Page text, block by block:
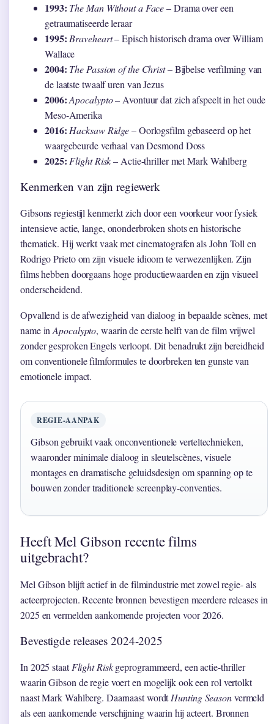
1993: The Man Without a Face– Drama over een
getraumatiseerde leraar
1995: Braveheart– Episch historisch drama over William
Wallace
2004: The Passion of the Christ– Bijbelse verfilming van
de laatste twaalf uren van Jezus
2006: Apocalypto– Avontuur dat zich afspeelt in het oude
Meso-Amerika
2016: Hacksaw Ridge– Oorlogsfilm gebaseerd op het
waargebeurde verhaal van Desmond Doss
2025: Flight Risk– Actie-thriller met Mark Wahlberg
Kenmerken van zijn regiewerk
Gibsons regiestijl kenmerkt zich door een voorkeur voor fysiek
intensieve actie, lange, ononderbroken shots en historische
thematiek. Hij werkt vaak met cinematografen als John Toll en
Rodrigo Prieto om zijn visuele idioom te verwezenlijken. Zijn
films hebben doorgaans hoge productiewaarden en zijn visueel
onderscheidend.
Opvallend is de afwezigheid van dialoog in bepaalde scènes, met
name inApocalypto, waarin de eerste helft van de film vrijwel
zonder gesproken Engels verloopt. Dit benadrukt zijn bereidheid
om conventionele filmformules te doorbreken ten gunste van
emotionele impact.
REGIE-AANPAK
Gibson gebruikt vaak onconventionele verteltechnieken,
waaronder minimale dialoog in sleutelscènes, visuele
montages en dramatische geluidsdesign om spanning op te
bouwen zonder traditionele screenplay-conventies.
Heeft Mel Gibson recente films
uitgebracht?
Mel Gibson blijft actief in de filmindustrie met zowel regie- als
acteerprojecten. Recente bronnen bevestigen meerdere releases in
2025 en vermelden aankomende projecten voor 2026.
Bevestigde releases 2024-2025
In 2025 staatFlight Riskgeprogrammeerd, een actie-thriller
waarin Gibson de regie voert en mogelijk ook een rol vertolkt
naast Mark Wahlberg. Daarnaast wordtHunting Seasonvermeld
als een aankomende verschijning waarin hij acteert. Bronnen